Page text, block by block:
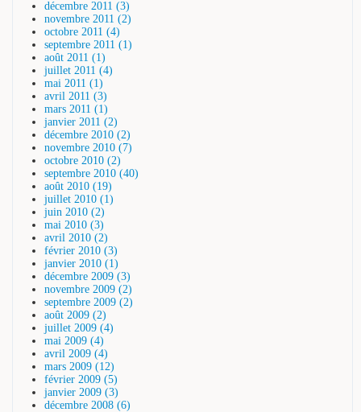
décembre 2011 (3)
novembre 2011 (2)
octobre 2011 (4)
septembre 2011 (1)
août 2011 (1)
juillet 2011 (4)
mai 2011 (1)
avril 2011 (3)
mars 2011 (1)
janvier 2011 (2)
décembre 2010 (2)
novembre 2010 (7)
octobre 2010 (2)
septembre 2010 (40)
août 2010 (19)
juillet 2010 (1)
juin 2010 (2)
mai 2010 (3)
avril 2010 (2)
février 2010 (3)
janvier 2010 (1)
décembre 2009 (3)
novembre 2009 (2)
septembre 2009 (2)
août 2009 (2)
juillet 2009 (4)
mai 2009 (4)
avril 2009 (4)
mars 2009 (12)
février 2009 (5)
janvier 2009 (3)
décembre 2008 (6)